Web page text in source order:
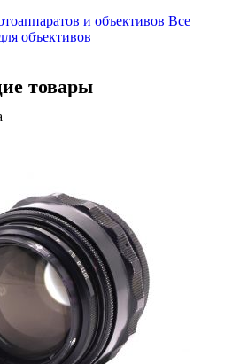
и объективов Все
объективов
товары